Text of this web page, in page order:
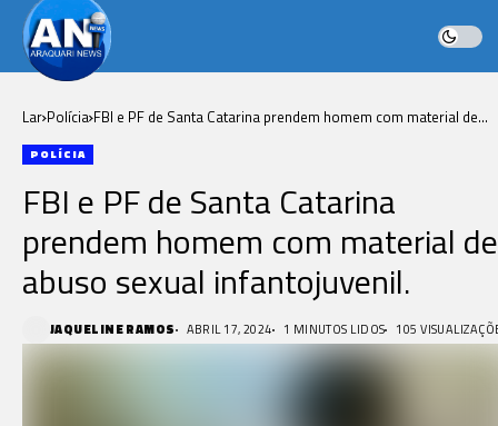
Lar Polícia FBI e PF de Santa Catarina prendem homem com material de
POLÍCIA
FBI e PF de Santa Catarina
prendem homem com material de
abuso sexual infantojuvenil.
JAQUELINE RAMOS ABRIL 17, 2024 1 MINUTOS LIDOS 105